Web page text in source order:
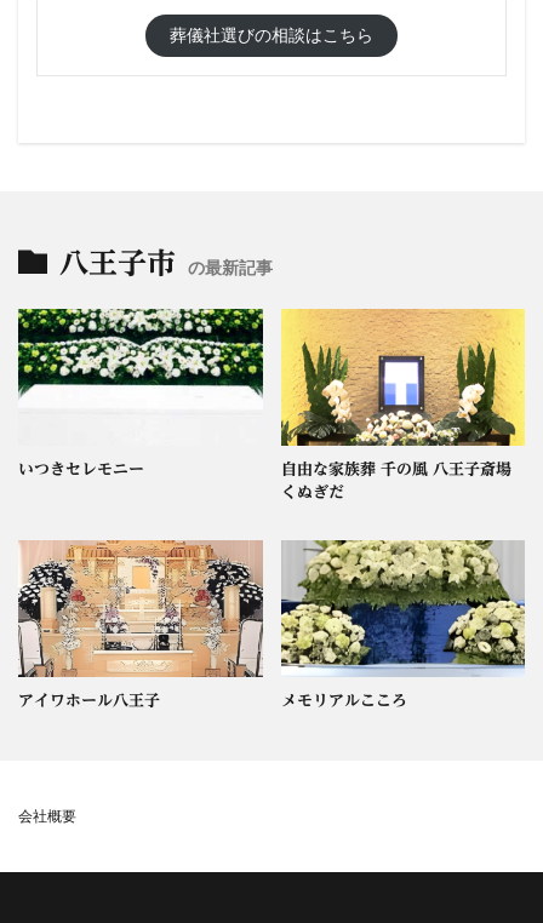
葬儀社選びの相談はこちら
八王子市 の最新記事
いつきセレモニー
自由な家族葬 千の風 八王子斎場
くぬぎだ
アイワホール八王子 メモリアルこころ
会社概要